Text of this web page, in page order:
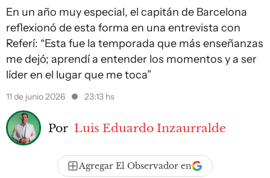
En un año muy especial, el capitán de Barcelona
reflexionó de esta forma en una entrevista con
Referí: “Esta fue la temporada que más enseñanzas
me dejó; aprendí a entender los momentos y a ser
líder en el lugar que me toca”
11 de junio 2026 23:13 hs
Por Luis Eduardo Inzaurralde
Agregar El Observador en